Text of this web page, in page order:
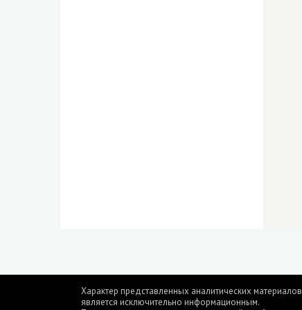
Характер представленных аналитических материалов
является исключительно информационным.